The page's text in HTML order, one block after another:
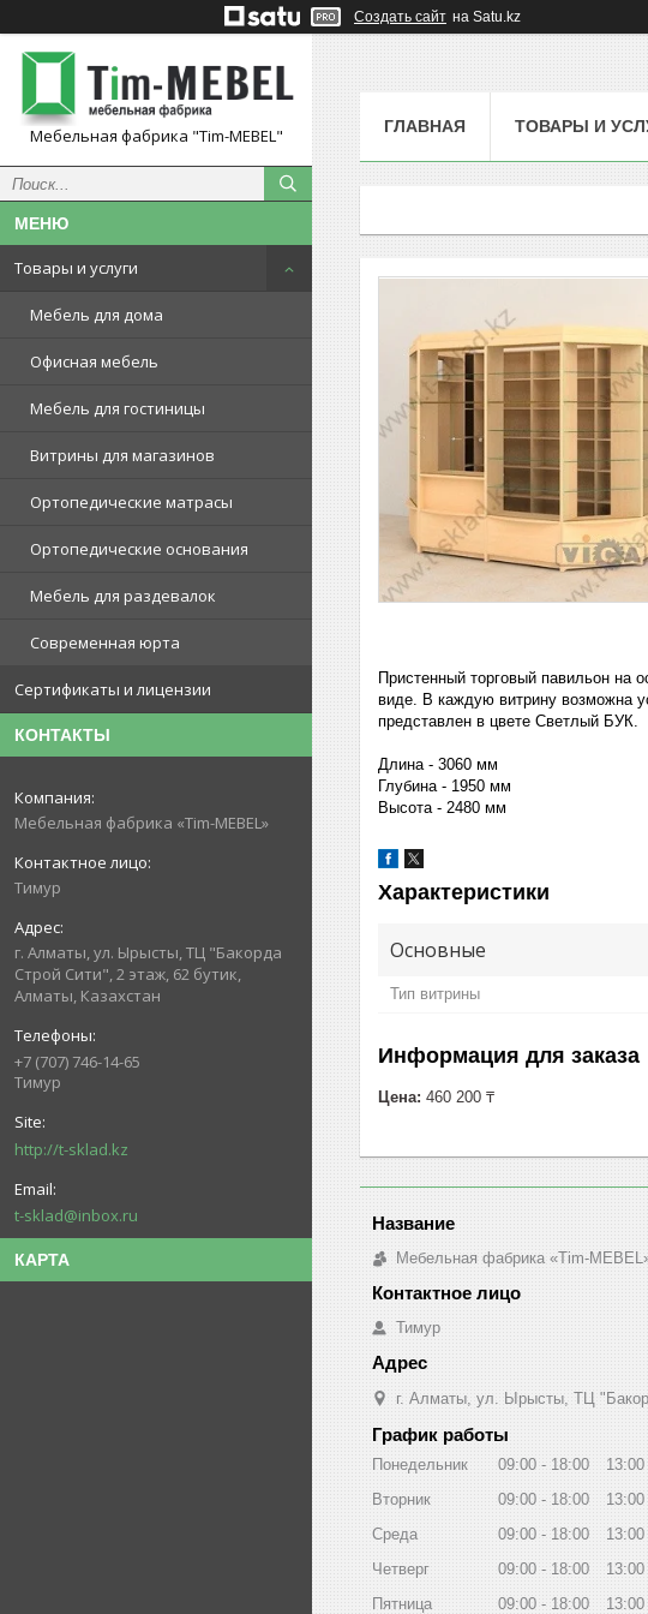
Создать сайт на Satu.kz
Мебельная фабрика "Tim-MEBEL"
Товары и услуги
Мебель для дома
Офисная мебель
Мебель для гостиницы
Витрины для магазинов
Ортопедические матрасы
Ортопедические основания
Мебель для раздевалок
Современная юрта
Сертификаты и лицензии
КОНТАКТЫ
Мебельная фабрика «Tim-MEBEL»
Тимур
г. Алматы, ул. Ырысты, ТЦ "Бакорда
Строй Сити", 2 этаж, 62 бутик,
Алматы, Казахстан
+7 (707) 746-14-65
Тимур
http://t-sklad.kz
t-sklad@inbox.ru
КАРТА
ГЛАВНАЯ ТОВАРЫ И
Пристенный торговый павильон на
виде. В каждую витрину возможна
представлен в цвете Светлый БУК.
Длина - 3060 мм
Глубина - 1950 мм
Высота - 2480 мм
Характеристики
Основные
Тип витрины
Информация для заказа
Цена: 460 200 ₸
Мебельная фабрика «Tim-
Тимур
г. Алматы, ул. Ырысты, ТЦ
График работы
Понедельник 09:00 18:00 13:00
Вторник
09:00 18:00 13:00
Среда
09:00 18:00 13:00
Четверг
09:00 18:00 13:00
Пятница
09:00 18:00 13:00